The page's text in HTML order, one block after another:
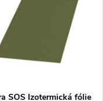
SOS Izotermická fólie